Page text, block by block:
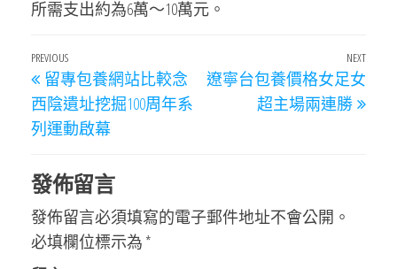
所需支出約為6萬～10萬元。
文
章
導
Previous
Post
PREVIOUS
留專包養網站比較念
西陰遺址挖掘100周年系
列運動啟幕
Next
NEXT
遼寧台包養價格女足女
超主場兩連勝
發佈留言
發佈留言必須填寫的電子郵件地址不會公開。
必填欄位標示為 *